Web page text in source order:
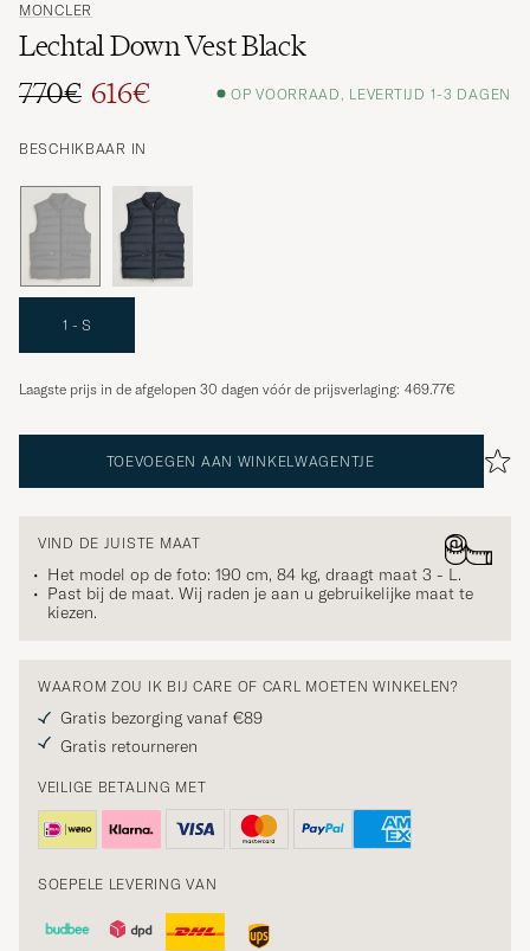
MONCLER
Lechtal Down Vest Black
770€ 616€ OP VOORRAAD, LEVERTIJD 1-3 DAGEN
BESCHIKBAAR IN
1 - S
Laagste prijs in de afgelopen 30 dagen vóór de prijsverlaging: 469.77€
TOEVOEGEN AAN WINKELWAGENTJE
VIND DE JUISTE MAAT
Het model op de foto: 190 cm, 84 kg, draagt maat 3 - L.
Past bij de maat. Wij raden je aan u gebruikelijke maat te
kiezen.
WAAROM ZOU IK BIJ CARE OF CARL MOETEN WINKELEN?
Gratis bezorging vanaf €89
Gratis retourneren
VEILIGE BETALING MET
SOEPELE LEVERING VAN